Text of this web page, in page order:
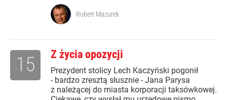
Robert Mazurek
Z życia opozycji
Prezydent stolicy Lech Kaczyński pogonił
- bardzo zresztą słusznie - Jana Parysa
z należącej do miasta korporacji taksówkowej.
15